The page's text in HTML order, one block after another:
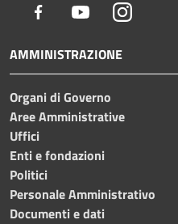
Facebook YoutubeInstagram
AMMINISTRAZIONE
Organi di Governo
Aree Amministrative
Uffici
Enti e fondazioni
Politici
Personale Amministrativo
Documenti e dati